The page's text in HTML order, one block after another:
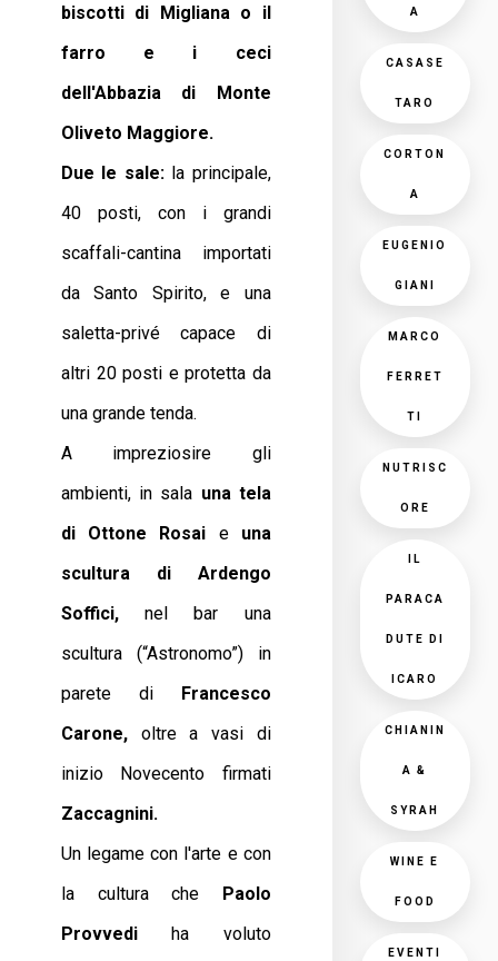
biscotti di Migliana o il
farro e i ceci
dell'Abbazia di Monte
Oliveto Maggiore.
Due le sale:la principale,
40 posti, con i grandi
scaffali-cantina importati
da Santo Spirito, e una
saletta-privé capace di
altri 20 posti e protetta da
una grande tenda.
A impreziosire gli
ambienti, in sala una tela
di Ottone Rosai e una
scultura di Ardengo
Soffici, nel bar una
scultura (“Astronomo”) in
parete di Francesco
Carone, oltre a vasi di
inizio Novecento firmati
Zaccagnini.
Un legame con l'arte e con
la cultura che Paolo
Provvediha voluto
A
CASASE
TARO
CORTON
A
EUGENIO
GIANI
MARCO
FERRET
TI
NUTRISC
ORE
IL
PARACA
DUTE DI
ICARO
CHIANIN
A &
SYRAH
WINE E
FOOD
EVENTI